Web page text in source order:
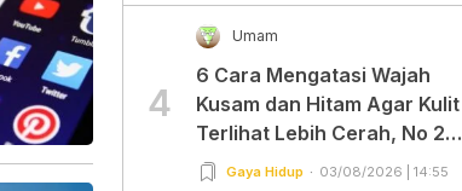
4
Umam
6 Cara Mengatasi Wajah
Kusam dan Hitam Agar Kulit
Terlihat Lebih Cerah, No 2
Gampang Banget dan Mudah
Gaya Hidup 03/08/2026 | 14:55